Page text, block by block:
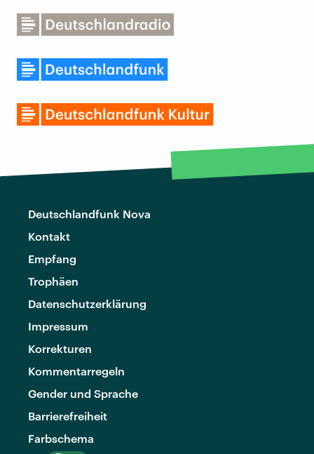
Deutschlandfunk Nova
Kontakt
Empfang
Trophäen
Datenschutzerklärung
Impressum
Korrekturen
Kommentarregeln
Gender und Sprache
Barrierefreiheit
Farbschema